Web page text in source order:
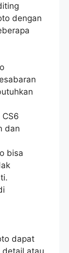
dengan
dan
bisa
dapat
detail atau